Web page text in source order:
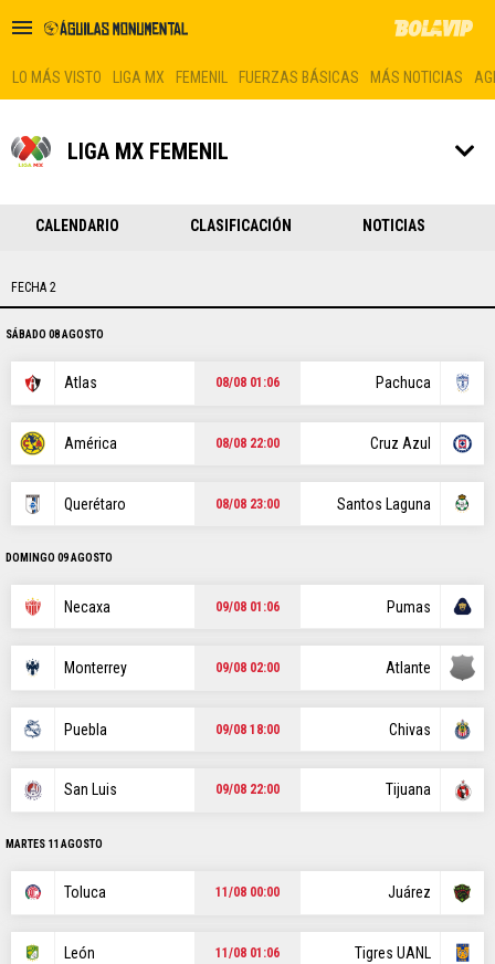
LIGA MX
FEMENIL
FUERZAS BÁSICAS
MÁS NOTICIAS
AGENDA
POSICIONES
STAFF | CONTACTO |
ESCRIBE EN ÁGUILAS MONUMENTAL
América Monumental es una sección especial del portal
Bolavip.com con información destinada a los fans del Club
América.
sitio oficial haz click aquí
Ad Choices
Un producto de Futbol Sites.
LO MÁS VISTO LIGA MX FEMENIL FUERZAS BÁSICAS MÁS NOTICIAS
LIGA MX FEMENIL
CALENDARIO CLASIFICACIÓN NOTICIAS
FECHA 2
SÁBADO 08 AGOSTO
Atlas 08/08 01:06 Pachuca
América 08/08 22:00 Cruz Azul
Querétaro 08/08 23:00 Santos Laguna
DOMINGO 09 AGOSTO
Necaxa 09/08 01:06 Pumas
Monterrey 09/08 02:00 Atlante
Puebla 09/08 18:00 Chivas
San Luis 09/08 22:00 Tijuana
MARTES 11 AGOSTO
Toluca 11/08 00:00 Juárez
León 11/08 01:06 Tigres UANL